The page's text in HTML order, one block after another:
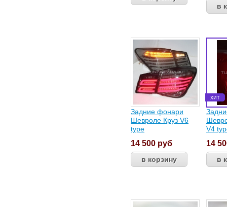
Задние фонари
Шевроле Круз V6
type
14 500 руб
V4
14